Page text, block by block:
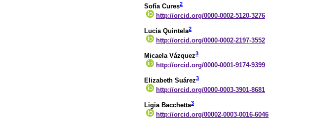
Sofía Cures2
http://orcid.org/0000-0002-5120-3276
Lucía Quintela2
http://orcid.org/0000-0002-2197-3552
Micaela Vázquez3
http://orcid.org/0000-0001-9174-9399
Elizabeth Suárez3
http://orcid.org/0000-0003-3901-8681
Ligia Bacchetta3
http://orcid.org/00002-0003-0016-6046